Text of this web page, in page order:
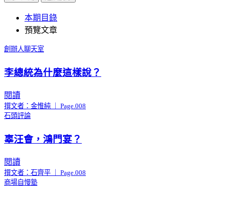
本期目錄
預覽文章
創辦人聊天室
李總統為什麼這樣說？
閱讀
撰文者：金惟純 ｜ Page.008
石頭評論
辜汪會，鴻門宴？
閱讀
撰文者：石齊平 ｜ Page.008
商場自慢塾